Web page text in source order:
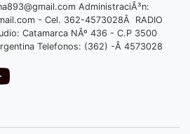
AdministraciÃ³n:
- Cel. 362-4573028Â RADIO
Catamarca NÂº 436 - C.P 3500
Telefonos: (362) -Â 4573028